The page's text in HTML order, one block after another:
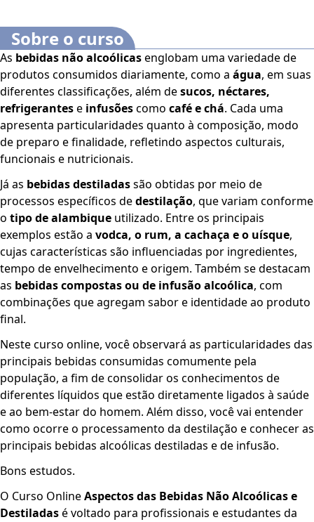
Sobre o curso
As bebidas não alcoólicasenglobam uma variedade de
produtos consumidos diariamente, como a água, em suas
diferentes classificações, além desucos, néctares,
refrigerantese infusõescomo café e chá. Cada uma
apresenta particularidades quanto à composição, modo
de preparo e finalidade, refletindo aspectos culturais,
funcionais e nutricionais.
Já as bebidas destiladassão obtidas por meio de
processos específicos dedestilação, que variam conforme
o tipo de alambique utilizado. Entre os principais
exemplos estão a vodca, o rum, a cachaça e o uísque,
cujas características são influenciadas por ingredientes,
tempo de envelhecimento e origem. Também se destacam
as bebidas compostas ou de infusão alcoólica, com
combinações que agregam sabor e identidade ao produto
final.
Neste curso online, você observará as particularidades das
principais bebidas consumidas comumente pela
população, a fim de consolidar os conhecimentos de
diferentes líquidos que estão diretamente ligados à saúde
e ao bem-estar do homem. Além disso, você vai entender
como ocorre o processamento da destilação e conhecer as
principais bebidas alcoólicas destiladas e de infusão.
Bons estudos.
O Curso OnlineAspectos das Bebidas Não Alcoólicas e
Destiladasé voltado para profissionais e estudantes da